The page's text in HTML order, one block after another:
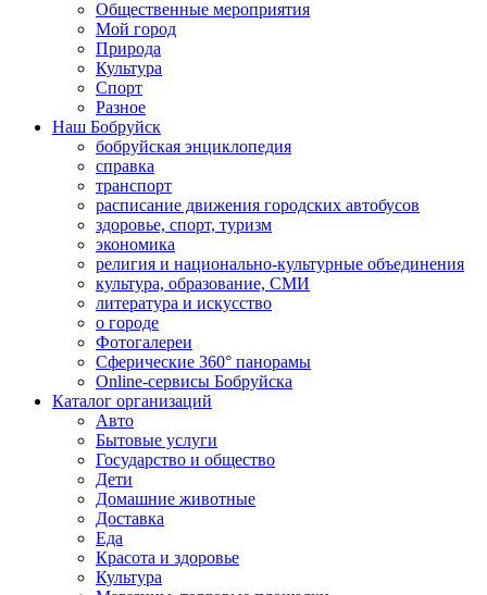
Общественные мероприятия
Мой город
Природа
Культура
Спорт
Разное
Наш Бобруйск
бобруйская энциклопедия
справка
транспорт
расписание движения городских автобусов
здоровье, спорт, туризм
экономика
религия и национально-культурные объединения
культура, образование, СМИ
литература и искусство
о городе
Фотогалереи
Сферические 360° панорамы
Online-сервисы Бобруйска
Каталог организаций
Авто
Бытовые услуги
Государство и общество
Дети
Домашние животные
Доставка
Еда
Красота и здоровье
Культура